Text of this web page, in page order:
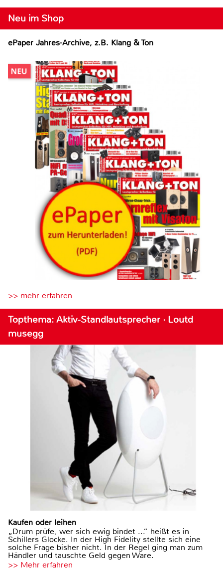
Neu im Shop
ePaper Jahres-Archive, z.B. Klang & Ton
>> mehr erfahren
Topthema: Aktiv-Standlautsprecher · Loutd
musegg
Kaufen oder leihen
„Drum prüfe, wer sich ewig bindet ...“ heißt es in
Schillers Glocke. In der High Fidelity stellte sich eine
solche Frage bisher nicht. In der Regel ging man zum
Händler und tauschte Geld gegen Ware.
>> Mehr erfahren